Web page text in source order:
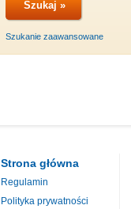
Szukanie zaawansowane
Strona główna
Regulamin
Polityka prywatności